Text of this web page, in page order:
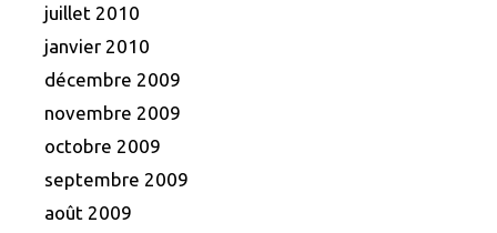
juillet 2010
janvier 2010
décembre 2009
novembre 2009
octobre 2009
septembre 2009
août 2009